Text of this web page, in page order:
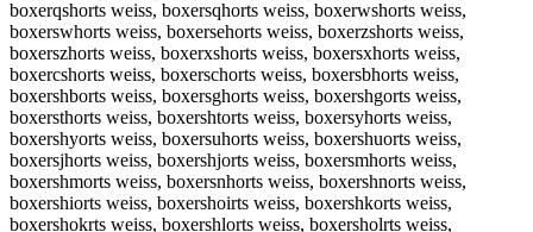
boxerqshorts weiss, boxersqhorts weiss, boxerwshorts weiss,
boxerswhorts weiss, boxersehorts weiss, boxerzshorts weiss,
boxerszhorts weiss, boxerxshorts weiss, boxersxhorts weiss,
boxercshorts weiss, boxerschorts weiss, boxersbhorts weiss,
boxershborts weiss, boxersghorts weiss, boxershgorts weiss,
boxersthorts weiss, boxershtorts weiss, boxersyhorts weiss,
boxershyorts weiss, boxersuhorts weiss, boxershuorts weiss,
boxersjhorts weiss, boxershjorts weiss, boxersmhorts weiss,
boxershmorts weiss, boxersnhorts weiss, boxershnorts weiss,
boxershiorts weiss, boxershoirts weiss, boxershkorts weiss,
boxershokrts weiss, boxershlorts weiss, boxersholrts weiss,